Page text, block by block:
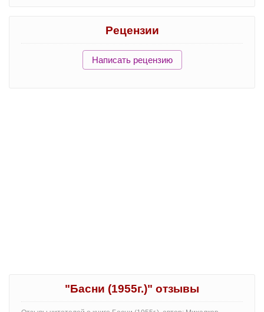
Рецензии
Написать рецензию
"Басни (1955г.)" отзывы